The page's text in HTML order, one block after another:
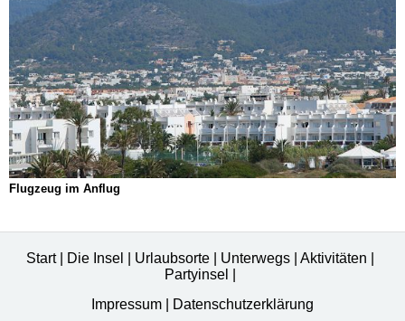
Flugzeug im Anflug
Start Die Insel Urlaubsorte Unterwegs Aktivitäten
Partyinsel
Impressum
Datenschutzerklärung